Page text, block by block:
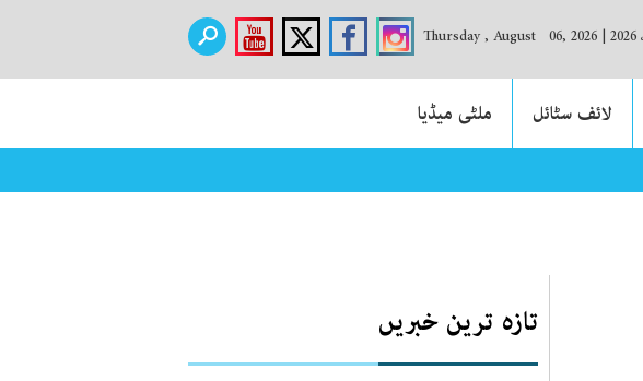
|
Thursday , August 06, 2026
لائف سٹائل
ملٹی میڈیا
تازہ ترین خبریں